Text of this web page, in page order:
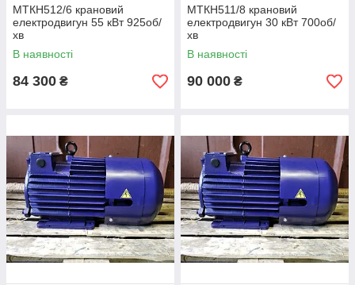
МТКН512/6 крановий
електродвигун 55 кВт 925об/
хв
В наявності
84 300 ₴
МТКН511/8 крановий
електродвигун 30 кВт 700об/
хв
В наявності
90 000 ₴